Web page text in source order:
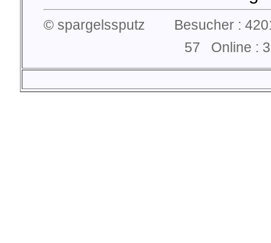
© spargelssputz Besucher :
57 Online